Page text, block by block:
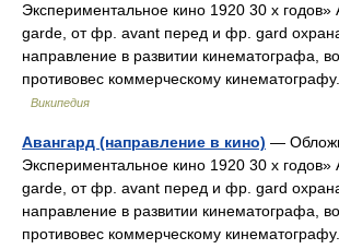
Экспериментальное кино 1920 30 х
garde, от фр. avant перед и фр. gard
направление в развитии кинематографа,
противовес коммерческому
Википедия
Авангард (направление в кино) —
Экспериментальное кино 1920 30 х
garde, от фр. avant перед и фр. gard
направление в развитии кинематографа,
противовес коммерческому